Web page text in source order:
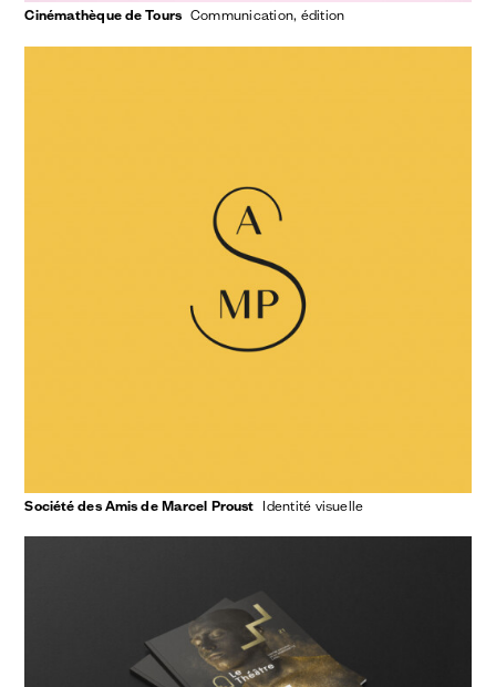
Cinémathèque de Tours communication édition
Société des Amis de Marcel Proust identité visuelle